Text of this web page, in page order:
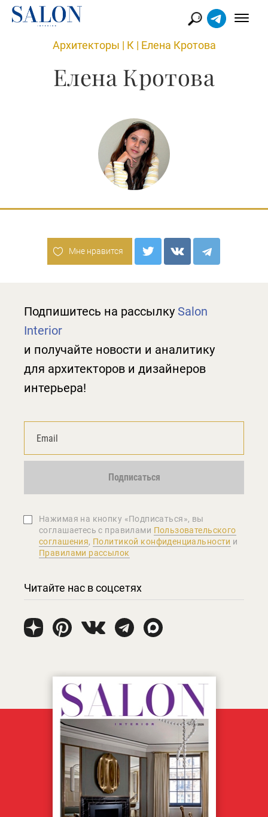
Архитекторы | К | Елена Кротова
Елена Кротова
Мне нравится
Подпишитесь на рассылку Salon
Interior
и получайте новости и аналитику
для архитекторов и дизайнеров
интерьера!
Подписаться
Нажимая на кнопку «Подписаться», вы
соглашаетеcь с правилами Пользовательского
соглашения, Политикой конфиденциальности и
Правилами рассылок
Читайте нас в соцсетях